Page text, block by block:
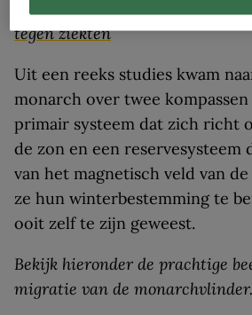
Leestip:
Deze 4 slimme dieren
tegen ziekten
Uit een reeks studies kwam
monarch over twee
primair systeem dat zich richt
de zon en een reservesysteem
van het magnetisch veld van
ze hun winterbestemming te
ooit zelf te zijn geweest.
Bekijk hieronder de prachtige
migratie van de monarchvlinder.